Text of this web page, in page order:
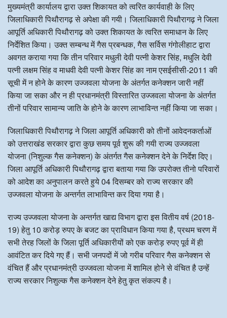
मुख्यमंत्री कार्यालय द्वारा उक्त शिकायत को त्वरित कार्यवाही के लिए
जिलाधिकारी पिथौरागढ़ से अपेक्षा की गयी। जिलाधिकारी पिथौरागढ़ ने जिला
आपूर्ति अधिकारी पिथौरागढ़ को उक्त शिकायत के त्वरित समाधान के लिए
निर्देशित किया। उक्त सम्बन्ध में गैस प्रबन्धक, गैस सर्विस गंगोलीहाट द्वारा
अवगत कराया गया कि तीन परिवार मधुली देवी पत्नी केशर सिंह, मधुलि देवी
पत्नी लक्षम सिंह व माधवी देवी पत्नी केशर सिंह का नाम एसईसीसी-2011 की
सूची में न होने के कारण उज्जवला योजना के अंतर्गत कनेक्शन जारी नहीं
किया जा सका और न ही प्रधानमंत्री विस्तारित उज्जवला योजना के अंतर्गत
तीनों परिवार सामान्य जाति के होने के कारण लाभाविन्त नहीं किया जा सका।
जिलाधिकारी पिथौरागढ़ ने जिला आपूर्ति अधिकारी को तीनों आवेदनकर्ताओं
को उत्तराखंड सरकार द्वारा कुछ समय पूर्व शुरू की गयी राज्य उज्जवला
योजना (निशुल्क गैस कनेक्शन) के अंतर्गत गैस कनेक्शन देने के निर्देश दिए।
जिला आपूर्ति अधिकारी पिथौरागढ़ द्वारा बताया गया कि उपरोक्त तीनो परिवारों
को आदेश का अनुपालन करते हुये 04 दिसम्बर को राज्य सरकार की
उज्जवला योजना के अन्तर्गत लाभाविन्त कर दिया गया है।
राज्य उज्जवला योजना के अन्तर्गत खाद्य विभाग द्वारा इस वितीय वर्ष (2018-
19) हेतु 10 करोड़ रुपए के बजट का प्राविधान किया गया है, प्रथम चरण में
सभी तेरह जिलों के जिला पूर्ति अधिकारीयों को एक करोड़ रुपए पूर्व में ही
आवंटित कर दिये गए हैं। सभी जनपदों में जो गरीब परिवार गैस कनेक्शन से
वंचित हैं और प्रधानमंत्री उज्जवला योजना में शामिल होने से वंचित है उन्हें
राज्य सरकार निशुल्क गैस कनेक्शन देने हेतु कृत संकल्प है।